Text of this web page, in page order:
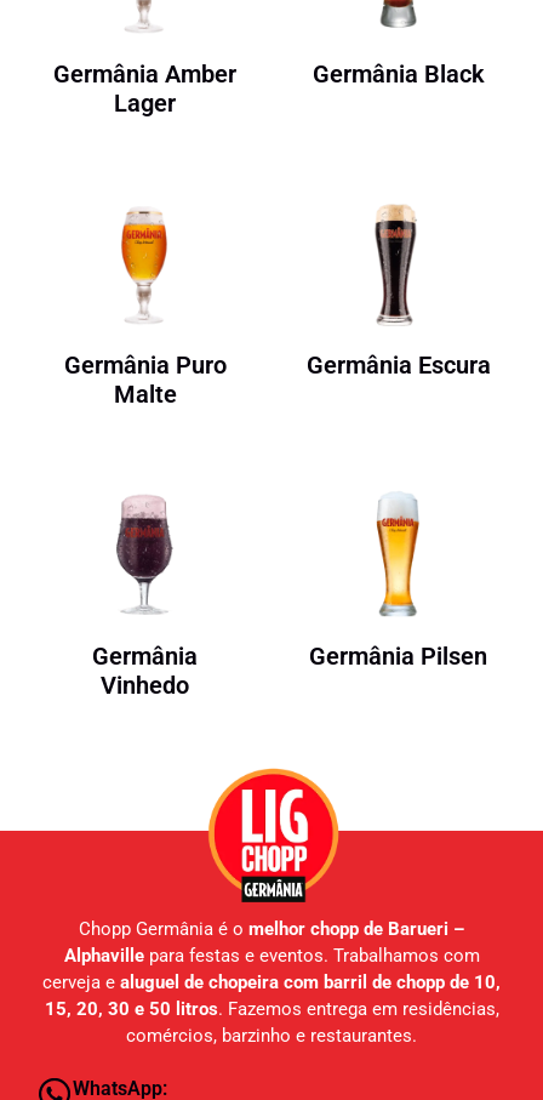
Germânia Amber
Lager
Germânia Black
Germânia Puro
Malte
Germânia Escura
Germânia
Vinhedo
Germânia Pilsen
WhatsApp:
Chopp Germânia é o melhor chopp de Barueri –
Alphavillepara festas e eventos. Trabalhamos com
cerveja e aluguel de chopeira com barril de chopp de 10,
15, 20, 30 e 50 litros. Fazemos entrega em residências,
comércios, barzinho e restaurantes.